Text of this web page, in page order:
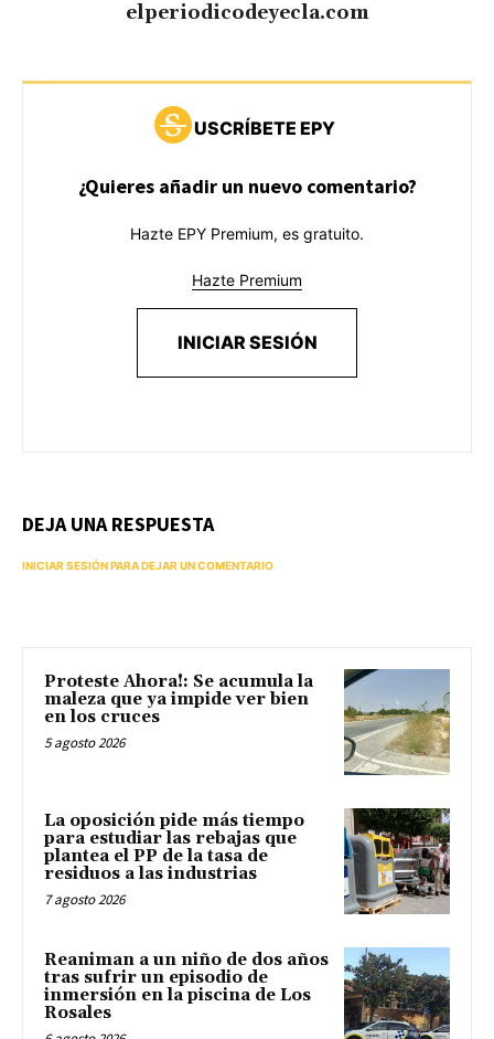
elperiodicodeyecla.com
USCRÍBETE EPY
¿Quieres añadir un nuevo comentario?
Hazte EPY Premium, es gratuito.
Hazte Premium
INICIAR SESIÓN
DEJA UNA RESPUESTA
INICIAR SESIÓN PARA DEJAR UN COMENTARIO
Proteste Ahora!: Se acumula la
maleza que ya impide ver bien
en los cruces
5 agosto 2026
La oposición pide más tiempo
para estudiar las rebajas que
plantea el PP de la tasa de
residuos a las industrias
7 agosto 2026
Reaniman a un niño de dos años
tras sufrir un episodio de
inmersión en la piscina de Los
Rosales